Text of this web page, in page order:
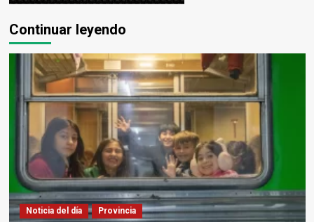
Continuar leyendo
Noticia del día Provincia